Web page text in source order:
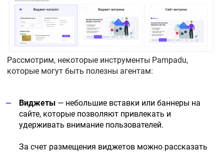
Рассмотрим, некоторые инструменты Pampadu,
которые могут быть полезны агентам:
Виджеты — небольшие вставки или баннеры на
сайте, которые позволяют привлекать и
удерживать внимание пользователей.
За счет размещения виджетов можно рассказать